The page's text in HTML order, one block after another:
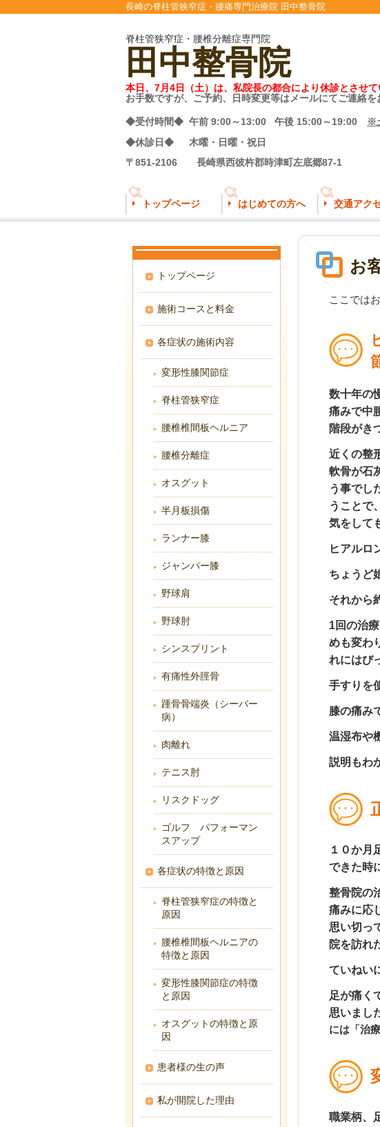
長崎の脊柱管狭窄症・腰痛専門治療院 田中整骨院
脊柱管狭窄症・腰椎分離症専門院
田中整骨院
本日、7月4日（土）は、私院長の都合により休診とさせて
お手数ですが、ご予約、日時変更等はメールにてご連絡を
◆受付時間◆ 午前 9:00～13:00 午後 15:00～19:00 ※
◆休診日◆ 木曜・日曜・祝日
〒851-2106 長崎県西彼杵郡時津町左底郷87-1
トップページ はじめての方へ 交通アク
お
ここでは
数十年の
痛みで中
階段がき
近くの整
軟骨が石
う事でし
うことで
気をして
ヒアルロ
ちょうど
それから
1回の治
めも変わ
れにはび
手すりを
膝の痛み
温湿布や
説明もわ
１０か月
できた時
整骨院の
痛みに応
思い切っ
院を訪れ
ていねい
足が痛く
思いまし
には「治
職業柄
トップページ
施術コースと料金
各症状の施術内容
変形性膝関節症
脊柱管狭窄症
腰椎椎間板ヘルニア
腰椎分離症
オスグット
半月板損傷
ランナー膝
ジャンパー膝
野球肩
野球肘
シンスプリント
有痛性外脛骨
踵骨骨端炎（シーバー
病）
肉離れ
テニス肘
リスクドッグ
ゴルフ パフォーマン
スアップ
各症状の特徴と原因
脊柱管狭窄症の特徴と
原因
腰椎椎間板ヘルニアの
特徴と原因
変形性膝関節症の特徴
と原因
オスグットの特徴と原
因
患者様の生の声
私が開院した理由